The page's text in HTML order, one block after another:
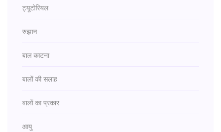
ट्यूटोरियल
रुझान
बाल काटना
बालों की सलाह
बालों का प्रकार
आयु